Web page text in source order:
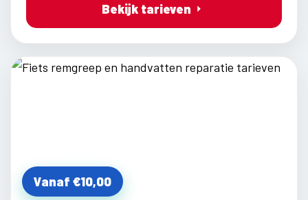
Bekijk tarieven
Vanaf €10,00